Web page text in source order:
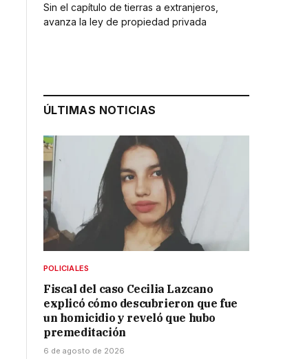
Sin el capítulo de tierras a extranjeros,
avanza la ley de propiedad privada
ÚLTIMAS NOTICIAS
POLICIALES
Fiscal del caso Cecilia Lazcano
explicó cómo descubrieron que fue
un homicidio y reveló que hubo
premeditación
6 de agosto de 2026